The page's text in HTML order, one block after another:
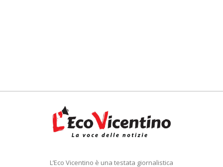
L’Eco Vicentino è una testata giornalistica